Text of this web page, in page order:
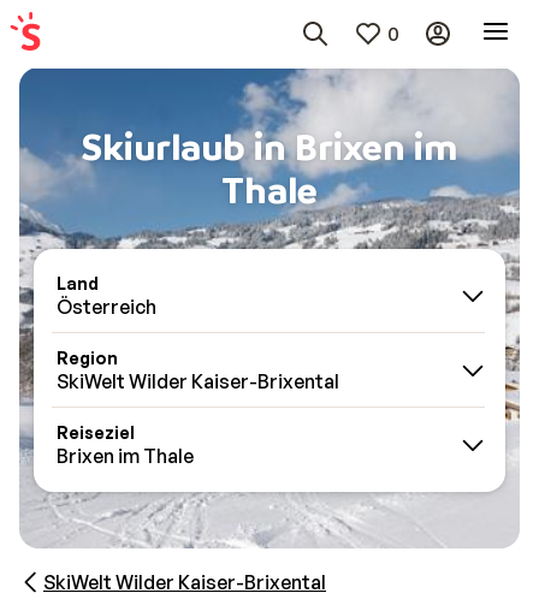
0
Skiurlaub in Brixen im
Thale
Land
Österreich
Region
SkiWelt Wilder Kaiser-Brixental
Reiseziel
Brixen im Thale
SkiWelt Wilder Kaiser-Brixental